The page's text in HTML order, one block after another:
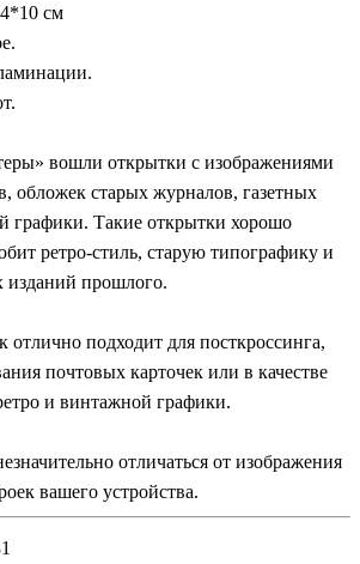
см
вошли открытки с изображениями
обложек старых журналов, газетных
графики. Такие открытки хорошо
ретро-стиль, старую типографику и
изданий прошлого.
отлично подходит для посткроссинга,
почтовых карточек или в качестве
и винтажной графики.
отличаться от изображения
вашего устройства.